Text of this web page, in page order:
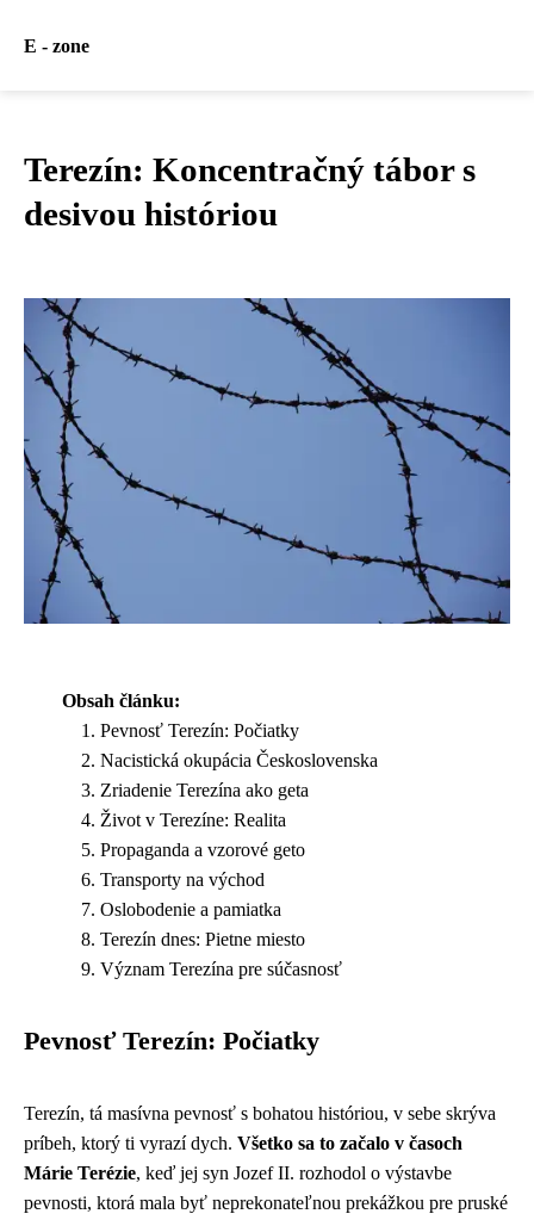
E - zone
Terezín: Koncentračný tábor s
desivou históriou
Obsah článku:
Pevnosť Terezín: Počiatky
Nacistická okupácia Československa
Zriadenie Terezína ako geta
Život v Terezíne: Realita
Propaganda a vzorové geto
Transporty na východ
Oslobodenie a pamiatka
Terezín dnes: Pietne miesto
Význam Terezína pre súčasnosť
Pevnosť Terezín: Počiatky
Terezín, tá masívna pevnosť s bohatou históriou, v sebe skrýva
príbeh, ktorý ti vyrazí dych. Všetko sa to začalo v časoch
Márie Terézie, keď jej syn Jozef II. rozhodol o výstavbe
pevnosti, ktorá mala byť neprekonateľnou prekážkou pre pruské